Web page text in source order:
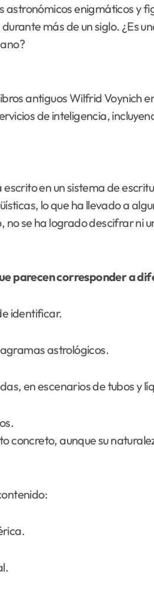
enigmáticos y
más de un siglo. ¿Es
antiguos Wilfrid Voynich
de inteligencia,
en un sistema de
lo que ha llevado a
se ha logrado descifrar ni
parecen corresponder a
identificar.
astrológicos.
en escenarios de tubos y
concreto, aunque su